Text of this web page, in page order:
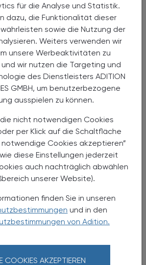
für die Analyse und Statistik.
dazu, die Funktionalität dieser
sowie die Nutzung der
Weiters verwenden wir
unsere Werbeaktivitäten zu
wir nutzen die Targeting und
des Dienstleisters ADITION
GMBH, um benutzerbezogene
ausspielen zu können.
nicht notwendigen Cookies
per Klick auf die Schaltfläche
notwendige Cookies akzeptieren”
diese Einstellungen jederzeit
auch nachträglich abwählen
unserer Website).
finden Sie in unseren
und in den
von Adition.
COOKIES AKZEPTIEREN
bis 21.00 Uhr (Get-together
EVENTS
bei onkologischen